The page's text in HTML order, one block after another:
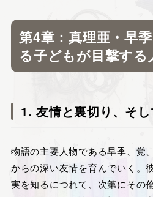
第4章：真理亜・早
る子どもが目撃する
1. 友情と裏切り、そ
物語の主要人物である早季、覚
からの深い友情を育んでいく。
実を知るにつれて、次第にその